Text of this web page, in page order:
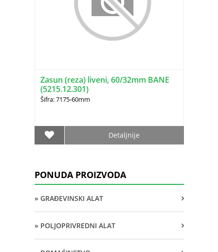
Zasun (reza) liveni, 60/32mm BANE
(5215.12.301)
Šifra: 7175-60mm
Detaljnije
PONUDA PROIZVODA
» GRAĐEVINSKI ALAT
» POLJOPRIVREDNI ALAT